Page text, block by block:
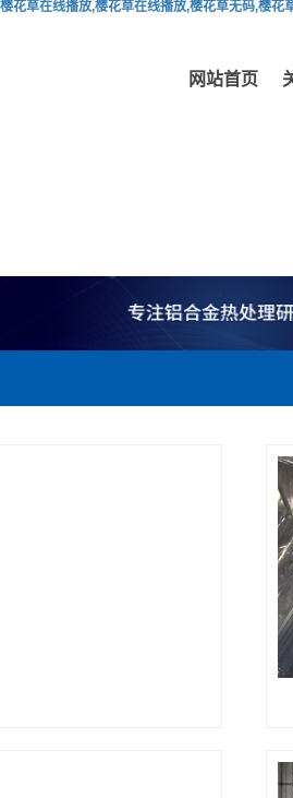
樱花草在线播放,樱花草在线播放,樱花草无码,樱花
网站首页